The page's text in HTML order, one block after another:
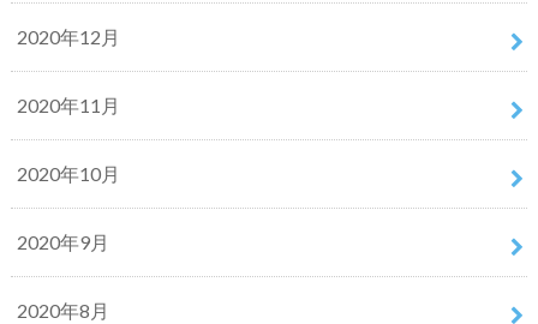
2020年12月
2020年11月
2020年10月
2020年9月
2020年8月